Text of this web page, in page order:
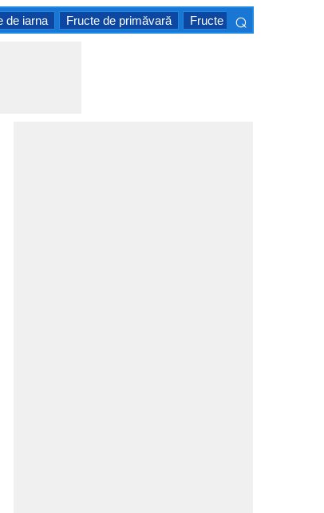
de iarna Fructe de primăvară Fructe tropicale
⌕